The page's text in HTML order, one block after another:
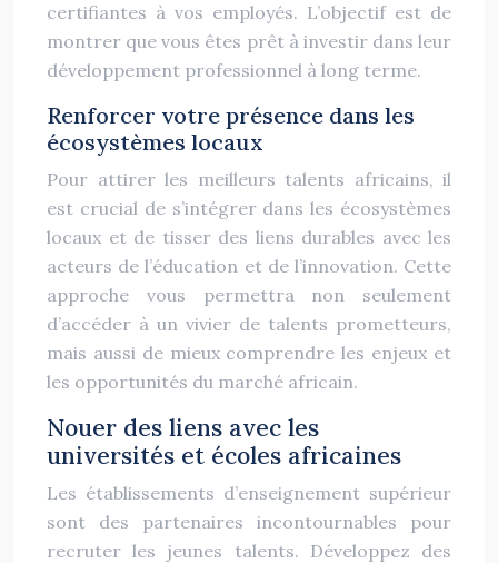
certifiantes à vos employés. L’objectif est de
montrer que vous êtes prêt à investir dans leur
développement professionnel à long terme.
Renforcer votre présence dans les
écosystèmes locaux
Pour attirer les meilleurs talents africains, il
est crucial de s’intégrer dans les écosystèmes
locaux et de tisser des liens durables avec les
acteurs de l’éducation et de l’innovation. Cette
approche vous permettra non seulement
d’accéder à un vivier de talents prometteurs,
mais aussi de mieux comprendre les enjeux et
les opportunités du marché africain.
Nouer des liens avec les
universités et écoles africaines
Les établissements d’enseignement supérieur
sont des partenaires incontournables pour
recruter les jeunes talents. Développez des